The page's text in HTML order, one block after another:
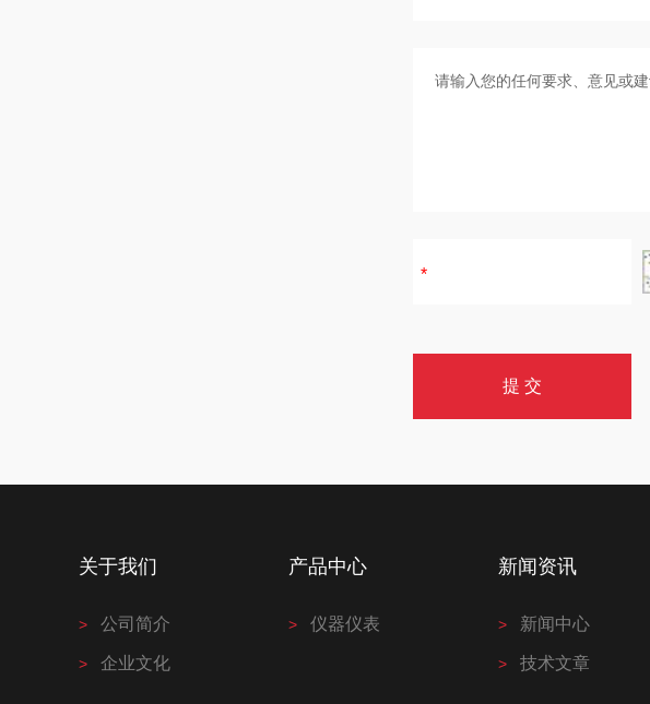
关于我们
公司简介
企业文化
产品中心
仪器仪表
新闻资讯
新闻中心
技术文章